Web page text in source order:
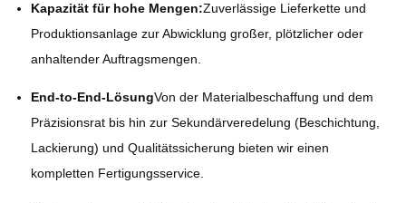
Kapazität für hohe Mengen:Zuverlässige Lieferkette und
Produktionsanlage zur Abwicklung großer, plötzlicher oder
anhaltender Auftragsmengen.
End-to-End-LösungVon der Materialbeschaffung und dem
Präzisionsrat bis hin zur Sekundärveredelung (Beschichtung,
Lackierung) und Qualitätssicherung bieten wir einen
kompletten Fertigungsservice.